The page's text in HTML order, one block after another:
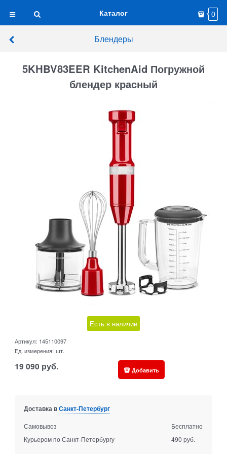
Каталог 0
Блендеры
5KHBV83EER KitchenAid Погружной
блендер красный
Есть в наличии
Артикул: 145110097
Ед. измерения: шт.
19 090 руб. Добавить
Доставка вСанкт-Петербург
Самовывоз
Бесплатно
Курьером по Санкт-Петербургу
490 руб.